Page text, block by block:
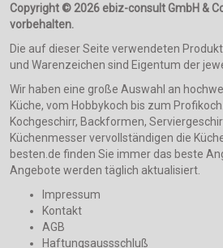
Copyright © 2026 ebiz-consult GmbH &
vorbehalten.
Die auf dieser Seite verwendeten
und Warenzeichen sind Eigentum der
Wir haben eine große Auswahl an
Küche, vom Hobbykoch bis zum
Kochgeschirr, Backformen,
Küchenmesser vervollständigen die
besten.de finden Sie immer das beste
Angebote werden täglich aktualisiert.
Impressum
Kontakt
AGB
Haftungsaussschluß